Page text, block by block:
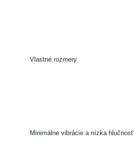
Vlastné rozmery
Minimálne vibrácie a nízka hlučnosť